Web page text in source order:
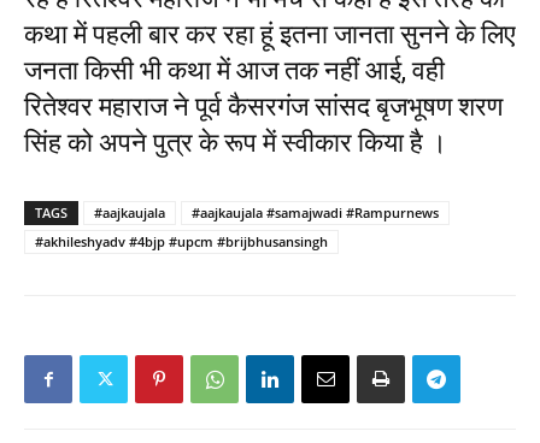
कथा में पहली बार कर रहा हूं इतना जानता सुनने के लिए
जनता किसी भी कथा में आज तक नहीं आई, वही
रितेश्वर महाराज ने पूर्व कैसरगंज सांसद बृजभूषण शरण
सिंह को अपने पुत्र के रूप में स्वीकार किया है ।
TAGS #aajkaujala
#aajkaujala #samajwadi #Rampurnews
#akhileshyadv #4bjp #upcm #brijbhusansingh